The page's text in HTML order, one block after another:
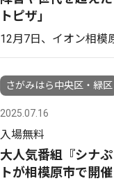
トピザ｣
12月7日、イオン相模
さがみはら中央区・緑区
2025.07.16
入場無料
大人気番組『シナ
トが相模原市で開催